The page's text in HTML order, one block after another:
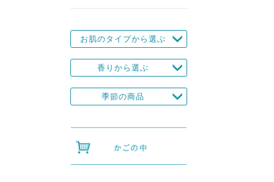
お肌のタイプから選ぶ
香りから選ぶ
季節の商品